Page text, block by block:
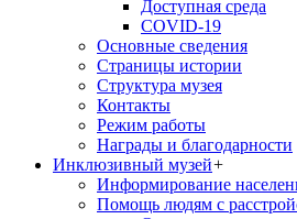
Доступная среда
COVID-19
Основные сведения
Страницы истории
Структура музея
Контакты
Режим работы
Награды и благодарности
Инклюзивный музей+
Информирование
Помощь людям с